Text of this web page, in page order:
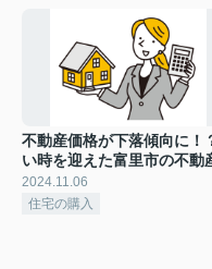
不動産価格が下落傾向に！
い時を迎えた富里市の不動
2024.11.06
住宅の購入